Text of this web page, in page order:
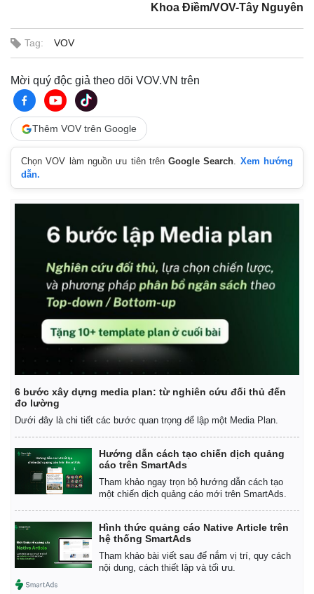
Thế giới
Cuộc sống đó đây
Hồ sơ
Ảnh
Khoa Điềm/VOV-Tây Nguyên
Tag: VOV
Mời quý độc giả theo dõi VOV.VN trên
Thêm VOV trên Google
Chọn VOV làm nguồn ưu tiên trênGoogle Search. Xem hướng
dẫn.
6 bước xây dựng media plan: từ nghiên cứu đối thủ đến
đo lường
Dưới đây là chi tiết các bước quan trọng để lập một Media Plan.
Hướng dẫn cách tạo chiến dịch quảng
cáo trên SmartAds
Tham khảo ngay trọn bộ hướng dẫn cách tạo
một chiến dịch quảng cáo mới trên SmartAds.
Hình thức quảng cáo Native Article trên
hệ thống SmartAds
Tham khảo bài viết sau để nắm vị trí, quy cách
nội dung, cách thiết lập và tối ưu.